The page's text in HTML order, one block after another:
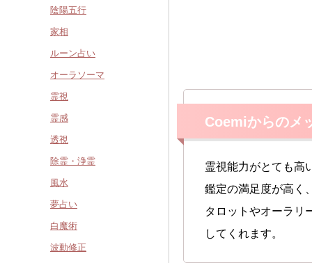
Coemiからのメ
霊視能力がとても高
鑑定の満足度が高く
タロットやオーラリ
してくれます。
陰陽五行
家相
ルーン占い
オーラソーマ
霊視
霊感
透視
除霊・浄霊
風水
夢占い
白魔術
波動修正